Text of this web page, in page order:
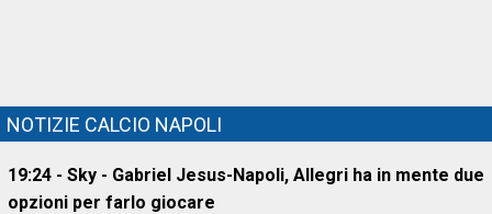
NOTIZIE CALCIO NAPOLI
19:24 - Sky - Gabriel Jesus-Napoli, Allegri ha in mente due
opzioni per farlo giocare